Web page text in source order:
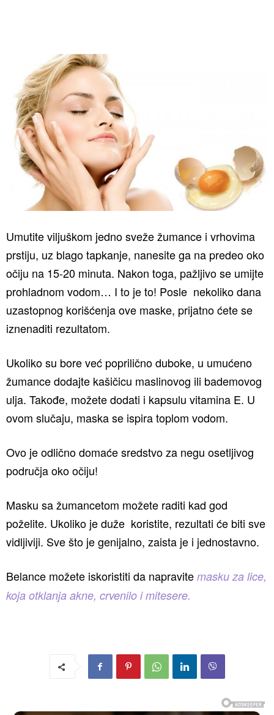
Umutite viljuškom jedno sveže žumance i vrhovima
prstiju, uz blago tapkanje, nanesite ga na predeo oko
očiju na 15-20 minuta. Nakon toga, pažljivo se umijte
prohladnom vodom… I to je to! Posle nekoliko dana
uzastopnog korišćenja ove maske, prijatno ćete se
iznenaditi rezultatom.
Ukoliko su bore već poprilično duboke, u umućeno
žumance dodajte kašičicu maslinovog ili bademovog
ulja. Takođe, možete dodati i kapsulu vitamina E. U
ovom slučaju, maska se ispira toplom vodom.
Ovo je odlično domaće sredstvo za negu osetljivog
područja oko očiju!
Masku sa žumancetom možete raditi kad god
poželite. Ukoliko je duže koristite, rezultati će biti sve
vidljiviji. Sve što je genijalno, zaista je i jednostavno.
Belance možete iskoristiti da napravite masku za lice,
koja otklanja akne, crvenilo i mitesere.